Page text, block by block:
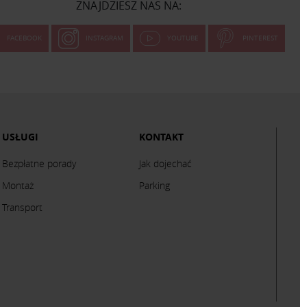
ZNAJDZIESZ NAS NA:
FACEBOOK INSTAGRAM YOUTUBE PINTEREST
USŁUGI
Bezpłatne porady
Montaż
Transport
KONTAKT
Jak dojechać
Parking